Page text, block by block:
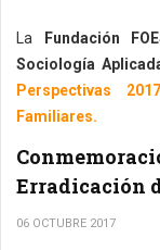
La Fundación
Sociología
Perspectivas
Familiares.
Erradicación
06 OCTUBRE 2017